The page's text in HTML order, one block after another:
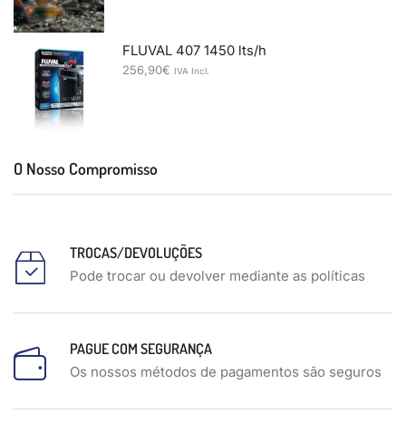
FLUVAL 407 1450 lts/h
256,90€ IVA Incl.
O Nosso Compromisso
TROCAS/DEVOLUÇÕES
Pode trocar ou devolver mediante as políticas
PAGUE COM SEGURANÇA
Os nossos métodos de pagamentos são seguros